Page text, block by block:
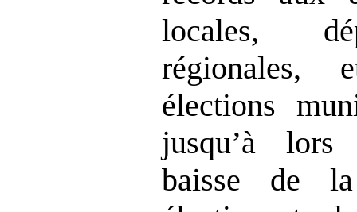
locales,
régionales,
élections
jusqu’à lors
baisse de